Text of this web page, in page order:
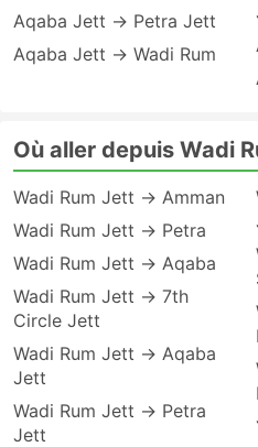
Aqaba Jett → Petra Jett
Aqaba Jett → Wadi Rum
Où aller depuis Wadi
Wadi Rum Jett → Amman
Wadi Rum Jett → Petra
Wadi Rum Jett → Aqaba
Wadi Rum Jett → 7th
Circle Jett
Wadi Rum Jett → Aqaba
Jett
Wadi Rum Jett → Petra
Jett